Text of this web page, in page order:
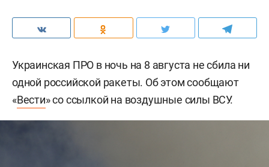
Украинская ПРО в ночь на 8 августа не сбила ни
одной российской ракеты. Об этом сообщают
«Вести» со ссылкой на воздушные силы ВСУ.